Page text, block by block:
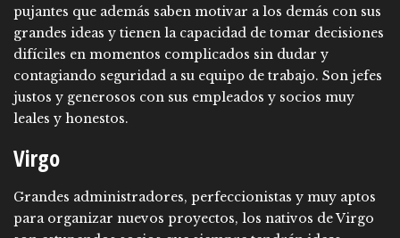
pujantes que además saben motivar a los demás con sus
grandes ideas y tienen la capacidad de tomar decisiones
difíciles en momentos complicados sin dudar y
contagiando seguridad a su equipo de trabajo. Son jefes
justos y generosos con sus empleados y socios muy
leales y honestos.
Virgo
Grandes administradores, perfeccionistas y muy aptos
para organizar nuevos proyectos, los nativos de Virgo